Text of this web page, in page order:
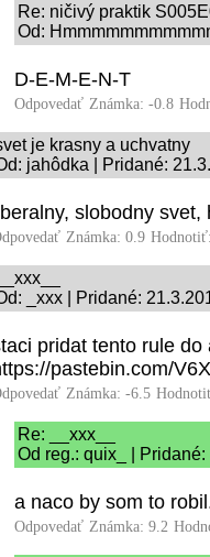
Re: ničivý praktik
Od:
D-E-M-E-N-T
Odpovedať Známka: -0.8
je krasny a uchvatny
jahôdka | Pridané:
slobodny svet,
Známka: 0.9
__xxx__
_xxx | Pridané:
pridat tento rule
pastebin.com/
Známka: -6.5
Re: __xxx__
Od reg.: quix_ |
a naco by som to
Odpovedať Známka: 9.2